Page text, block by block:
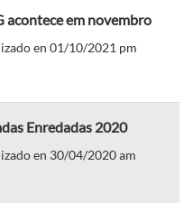
acontece em novembro
en 01/10/2021 pm
Enredadas 2020
en 30/04/2020 am